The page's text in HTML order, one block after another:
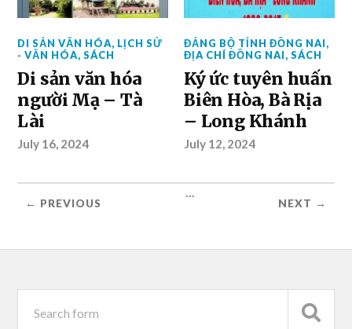
DI SẢN VĂN HÓA, LỊCH SỬ
- VĂN HÓA,SÁCH
Di sản văn hóa
người Mạ – Tà
Lài
July 16, 2024
ĐẢNG BỘ TỈNH ĐỒNG NAI,
ĐỊA CHÍ ĐỒNG NAI,SÁCH
Ký ức tuyên huấn
Biên Hòa, Bà Rịa
– Long Khánh
July 12, 2024
← PREVIOUS
...
NEXT →